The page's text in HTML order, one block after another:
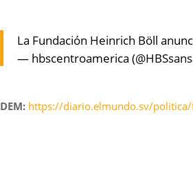
La Fundación Heinrich Böll
— hbscentroamerica
DEM: https://diario.elmundo.sv/politica/